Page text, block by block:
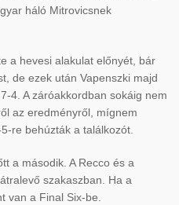
háló Mitrovicsnek
a hevesi alakulat előnyét, bár
de ezek után Vapenszki majd
4. A záróakkordban sokáig nem
az eredményről, mígnem
re behúzták a találkozót.
a második. A Recco és a
szakaszban. Ha a
van a Final Six-be.